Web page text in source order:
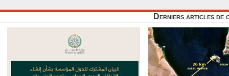
Derniers articles de